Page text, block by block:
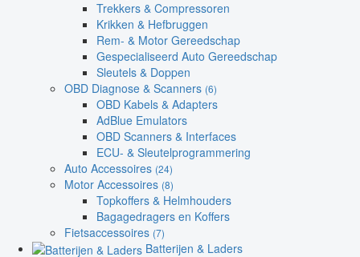
Trekkers & Compressoren
Krikken & Hefbruggen
Rem- & Motor Gereedschap
Gespecialiseerd Auto Gereedschap
Sleutels & Doppen
OBD Diagnose & Scanners (6)
OBD Kabels & Adapters
AdBlue Emulators
OBD Scanners & Interfaces
ECU- & Sleutelprogrammering
Auto Accessoires (24)
Motor Accessoires (8)
Topkoffers & Helmhouders
Bagagedragers en Koffers
Fietsaccessoires (7)
Batterijen & Laders